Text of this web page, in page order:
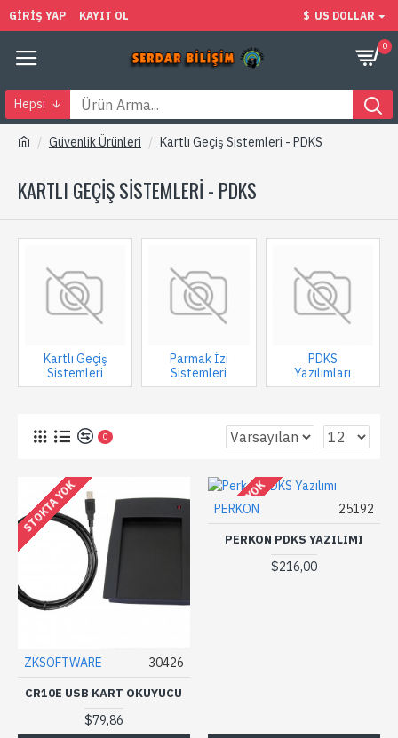
GIRIŞ YAP KAYIT OL $ US DOLLAR
0
Hepsi
Güvenlik Ürünleri Kartlı Geçiş Sistemleri - PDKS
KARTLI GEÇIŞ SISTEMLERI - PDKS
Kartlı Geçiş
Sistemleri
Parmak İzi
Sistemleri
PDKS
Yazılımları
0
STOKTA YOK
ZKSOFTWARE 30426
CR10E USB KART OKUYUCU
$79,86
STOKTA YOK
PERKON 25192
PERKON PDKS YAZILIMI
$216,00